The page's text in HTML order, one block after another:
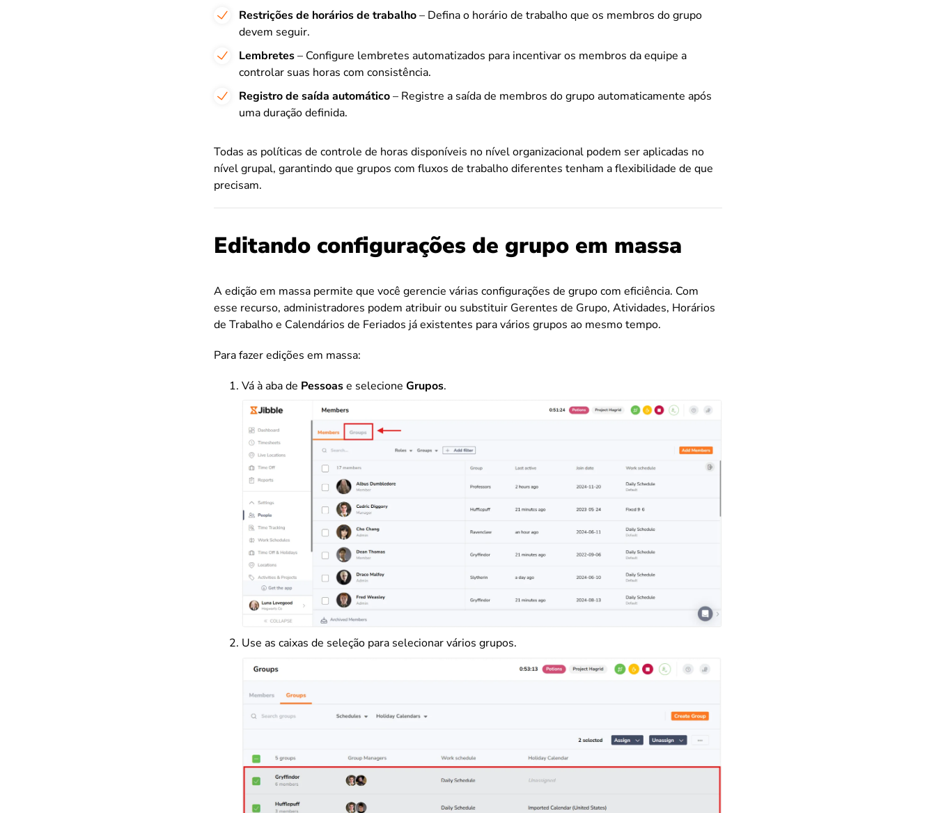
Restrições de horários de trabalho– Defina o horário de trabalho que os membros do grupo
devem seguir.
Lembretes– Configure lembretes automatizados para incentivar os membros da equipe a
controlar suas horas com consistência.
Registro de saída automático– Registre a saída de membros do grupo automaticamente após
uma duração definida.
Todas as políticas de controle de horas disponíveis no nível organizacional podem ser aplicadas no
nível grupal, garantindo que grupos com fluxos de trabalho diferentes tenham a flexibilidade de que
precisam.
Editando configurações de grupo em massa
A edição em massa permite que você gerencie várias configurações de grupo com eficiência. Com
esse recurso, administradores podem atribuir ou substituir Gerentes de Grupo, Atividades, Horários
de Trabalho e Calendários de Feriados já existentes para vários grupos ao mesmo tempo.
Para fazer edições em massa:
Vá à aba de Pessoase selecione Grupos.
Use as caixas de seleção para selecionar vários grupos.